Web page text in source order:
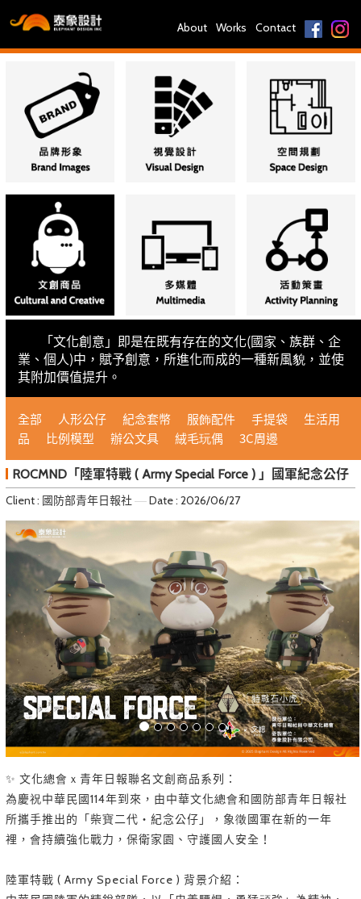
About Works Contact
「文化創意」即是在既有存在的文化(國家、族群、企
業、個人)中，賦予創意，所進化而成的一種新風貌，並使
其附加價值提升。
全部 人形公仔 紀念套幣 服飾配件 手提袋
生活用
品
比例模型 辦公文具 絨毛玩偶 3C周邊
ROCMND「陸軍特戰 ( Army Special Force ) 」國軍紀念公仔
Client : 國防部青年日報社 Date : 2026/06/27
✨ 文化總會ｘ青年日報聯名文創商品系列：
為慶祝中華民國114年到來，由中華文化總會和國防部青年日報社
所攜手推出的「柴寶二代・紀念公仔」，象徵國軍在新的一年
裡，會持續強化戰力，保衛家園、守護國人安全！
陸軍特戰 ( Army Special Force ) 背景介紹：